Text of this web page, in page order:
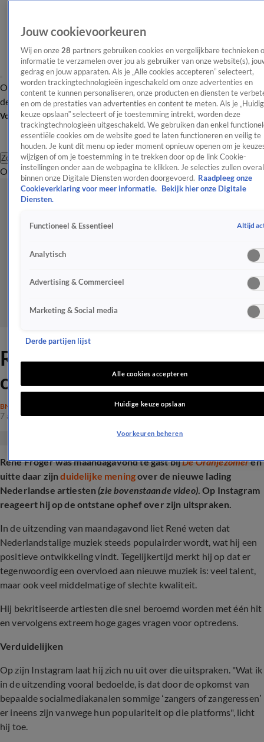
OverzichtAfleveringen Entertainment TV Algemeen
Tip
de redactieNieuwsbrief
Volg Shownieuws
Zoeken
OverzichtEntertainmentSpraakmakendRealityCrimeVideo's
René Froger reageert op
ophef over uitspraken
BN'ERS
7 aug 2025, 13:23
René Froger was maandagavond te gast bijDe Oranjezomeren
uitte daar zijnduidelijke meningover de nieuwe lading
Nederlandse artiesten(zie bovenstaande video). Op Instagram
reageert hij op de ontstane ophef over zijn uitspraken.
In de uitzending van maandagavond liet René weten dat
Nederlandstalige muziek steeds populairder wordt, wat hij een
positieve ontwikkeling vindt. Tegelijkertijd merkt hij op dat er
tegenwoordig een overvloed aan nieuwe muziek is: veel talent,
maar ook veel middelmatige of slechte kwaliteit.
Hij bekritiseerde artiesten die snel beroemd worden met één hit
en vervolgens extreem hoge gages vragen voor optredens.
Verduidelijken
Op zijn Instagram laat hij zich nu uit over die uitspraken. "Wat ik
in de uitzending vooral bedoelde, is dat door de opkomst van
bepaalde socialmediakanalen sommige ‘zangers of zangeressen’
er ineens zijn vanwege hun populariteit op die platforms", licht
hij toe.
Jouw cookievoorkeuren
Wij en onze 28 partners gebruiken cookies en vergelijkbare technieken
informatie te verzamelen over jou als gebruiker van onze website(s),
gedrag en jouw apparaten. Als je „Alle cookies accepteren” selecteert,
worden trackingtechnologieën ingeschakeld om onze advertenties en
content te kunnen personaliseren, onze producten en diensten te
en om de prestaties van advertenties en content te meten. Als je
keuze opslaan” selecteert of je toestemming intrekt, worden deze
trackingtechnologieën uitgeschakeld. We gebruiken dan enkel
essentiële cookies om de website goed te laten functioneren en veilig te
houden. Je kunt dit menu op ieder moment opnieuw openen om je
wijzigen of om je toestemming in te trekken door op de link Cookie-
instellingen onder aan de webpagina te klikken. Je selecties zullen overal
binnen onze Digitale Diensten worden doorgevoerd. Raadpleeg onze
Cookieverklaring voor meer informatie.
Bekijk hier onze Digitale
Diensten.
Functioneel & Essentieel Altijd
Analytisch
Advertising & Commercieel
Marketing & Social media
Derde partijen lijst
Alle cookies accepteren
Huidige keuze opslaan
Voorkeuren beheren